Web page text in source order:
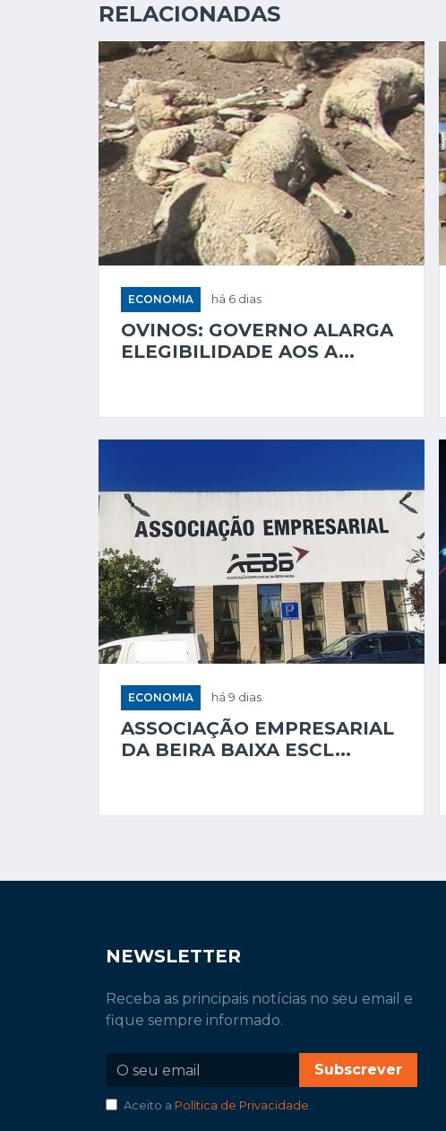
RELACIONADAS
ECONOMIA há 6 dias
OVINOS: GOVERNO ALARGA
ELEGIBILIDADE AOS A...
ECONOMIA há 9 dias
ASSOCIAÇÃO EMPRESARIAL
DA BEIRA BAIXA ESCL...
NEWSLETTER
Receba as principais notícias no seu email e
fique sempre informado.
Subscrever
Aceito a Política de Privacidade.